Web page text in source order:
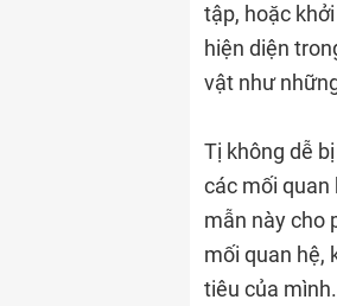
tập, hoặc
hiện diện
vật như
Tị không dễ
các mối quan
mẫn này cho
mối quan hệ,
tiêu của mình.